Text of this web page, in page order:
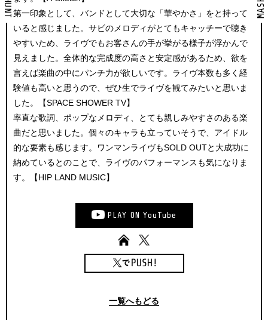
第一印象として、バンドとして大切な「華やかさ」をと持って
いると感じました。サビのメロディがとてもキャッチーで聴き
やすいため、ライヴでもお客さんの手が挙がる様子が浮かんで
見えました。全体的な完成度の高さと安定感があるため、欲を
言えば楽曲の中にパンチ力が欲しいです。ライヴ本数も多く経
験値も高いと思うので、ぜひ生でライヴを観てみたいと思いま
した。【SPACE SHOWER TV】
率直な歌詞、ポップなメロディ、とても親しみやすさのある楽
曲だと思いました。個々のキャラも立っていそうで、アイドル
的な要素も感じます。ワンマンライヴもSOLD OUTと大成功に
納めているとのことで、ライヴのパフォーマンスも気になりま
す。【HIP LAND MUSIC】
PLAY ON YouTube
一覧へもどる